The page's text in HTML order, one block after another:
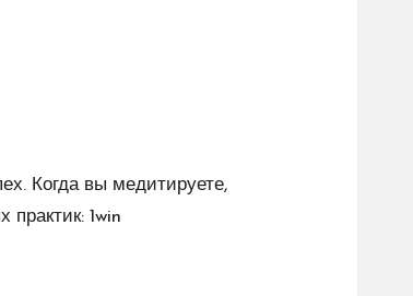
Когда вы медитируете,
практик: 1win